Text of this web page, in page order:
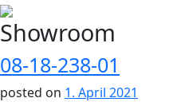
Showroom
08-18-238-01
posted on 1. April 2021